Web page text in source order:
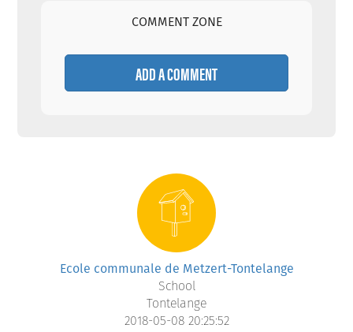
COMMENT ZONE
ADD A COMMENT
Ecole communale de Metzert-Tontelange
School
Tontelange
2018-05-08 20:25:52